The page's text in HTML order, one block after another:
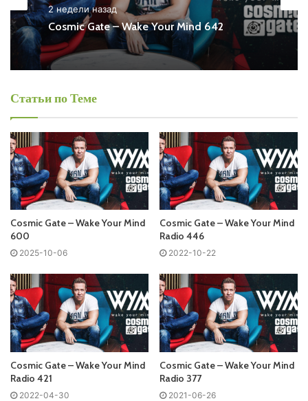
Ближайший эфир:
Запись выпусков
Слушай и добавляй плейлист VK:
Tracklist:
No playlist
01. Maor Levi & BT feat. Nation Of One – Here (Original Mix)
/Armind/
02. DEADLINE – Believer (Extended Mix) /CAOS/Origami
Management/
03. Daniel Wanrooy – Lose Control (Extended Mix)
2 недели назад
Cosmic Gate – Wake Your Mind 642
Статьи по Теме
Cosmic Gate – Wake Your Mind
600
2025-10-06
Cosmic Gate – Wake Your Mind
Radio 446
2022-10-22
Cosmic Gate – Wake Your Mind
Radio 421
2022-04-30
Cosmic Gate – Wake Your Mind
Radio 377
2021-06-26